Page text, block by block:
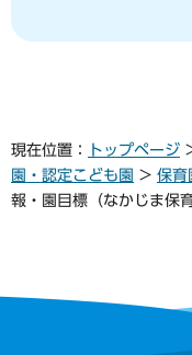
現在位置： トップページ
園・認定こども園 > 保育
報・園目標（なかじま保育